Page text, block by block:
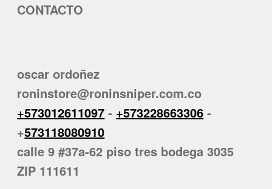
CONTACTO
oscar ordoñez
roninstore@roninsniper.com.co
+573012611097 - +573228663306 -
+573118080910
calle 9 #37a-62 piso tres bodega 3035
ZIP 111611